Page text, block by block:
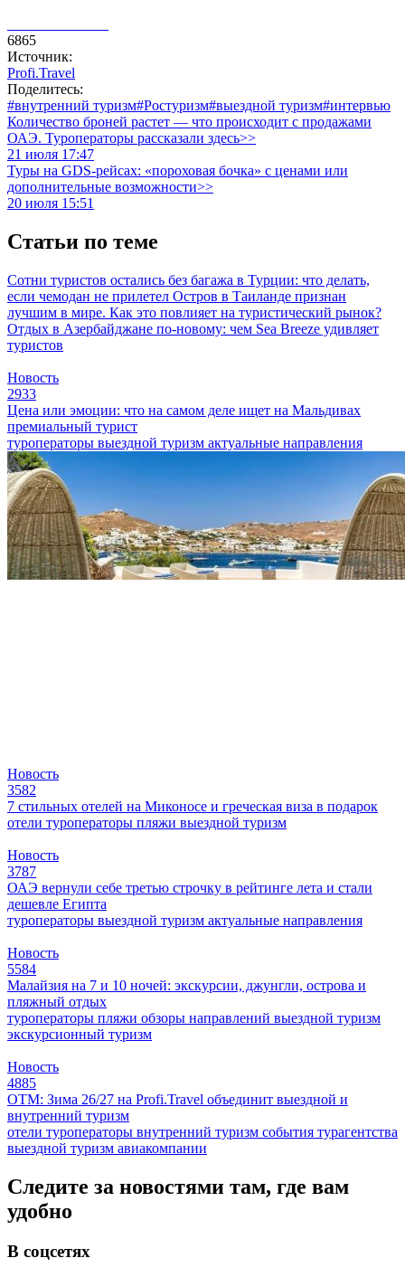
6865
Источник:
Profi.Travel
Поделитесь:
#внутренний туризм#Ростуризм#выездной туризм#интервью
Количество броней растет — что происходит с продажами
ОАЭ. Туроператоры рассказали здесь>>
21 июля 17:47
Туры на GDS-рейсах: «пороховая бочка» с ценами или
дополнительные возможности>>
20 июля 15:51
Статьи по теме
Сотни туристов остались без багажа в Турции: что делать,
если чемодан не прилетел Остров в Таиланде признан
лучшим в мире. Как это повлияет на туристический рынок?
Отдых в Азербайджане по-новому: чем Sea Breeze удивляет
туристов
Новость
2933
Цена или эмоции: что на самом деле ищет на Мальдивах
премиальный турист
туроператоры выездной туризм актуальные направления
Новость
3582
7 стильных отелей на Миконосе и греческая виза в подарок
отели туроператоры пляжи выездной туризм
Новость
3787
ОАЭ вернули себе третью строчку в рейтинге лета и стали
дешевле Египта
туроператоры выездной туризм актуальные направления
Новость
5584
Малайзия на 7 и 10 ночей: экскурсии, джунгли, острова и
пляжный отдых
туроператоры пляжи обзоры направлений выездной туризм
экскурсионный туризм
Новость
4885
ОТМ: Зима 26/27 на Profi.Travel объединит выездной и
внутренний туризм
отели туроператоры внутренний туризм события турагентства
выездной туризм авиакомпании
Следите за новостями там, где вам
удобно
В соцсетях